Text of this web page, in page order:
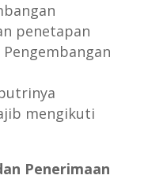
penetapan
mengikuti
Penerimaan